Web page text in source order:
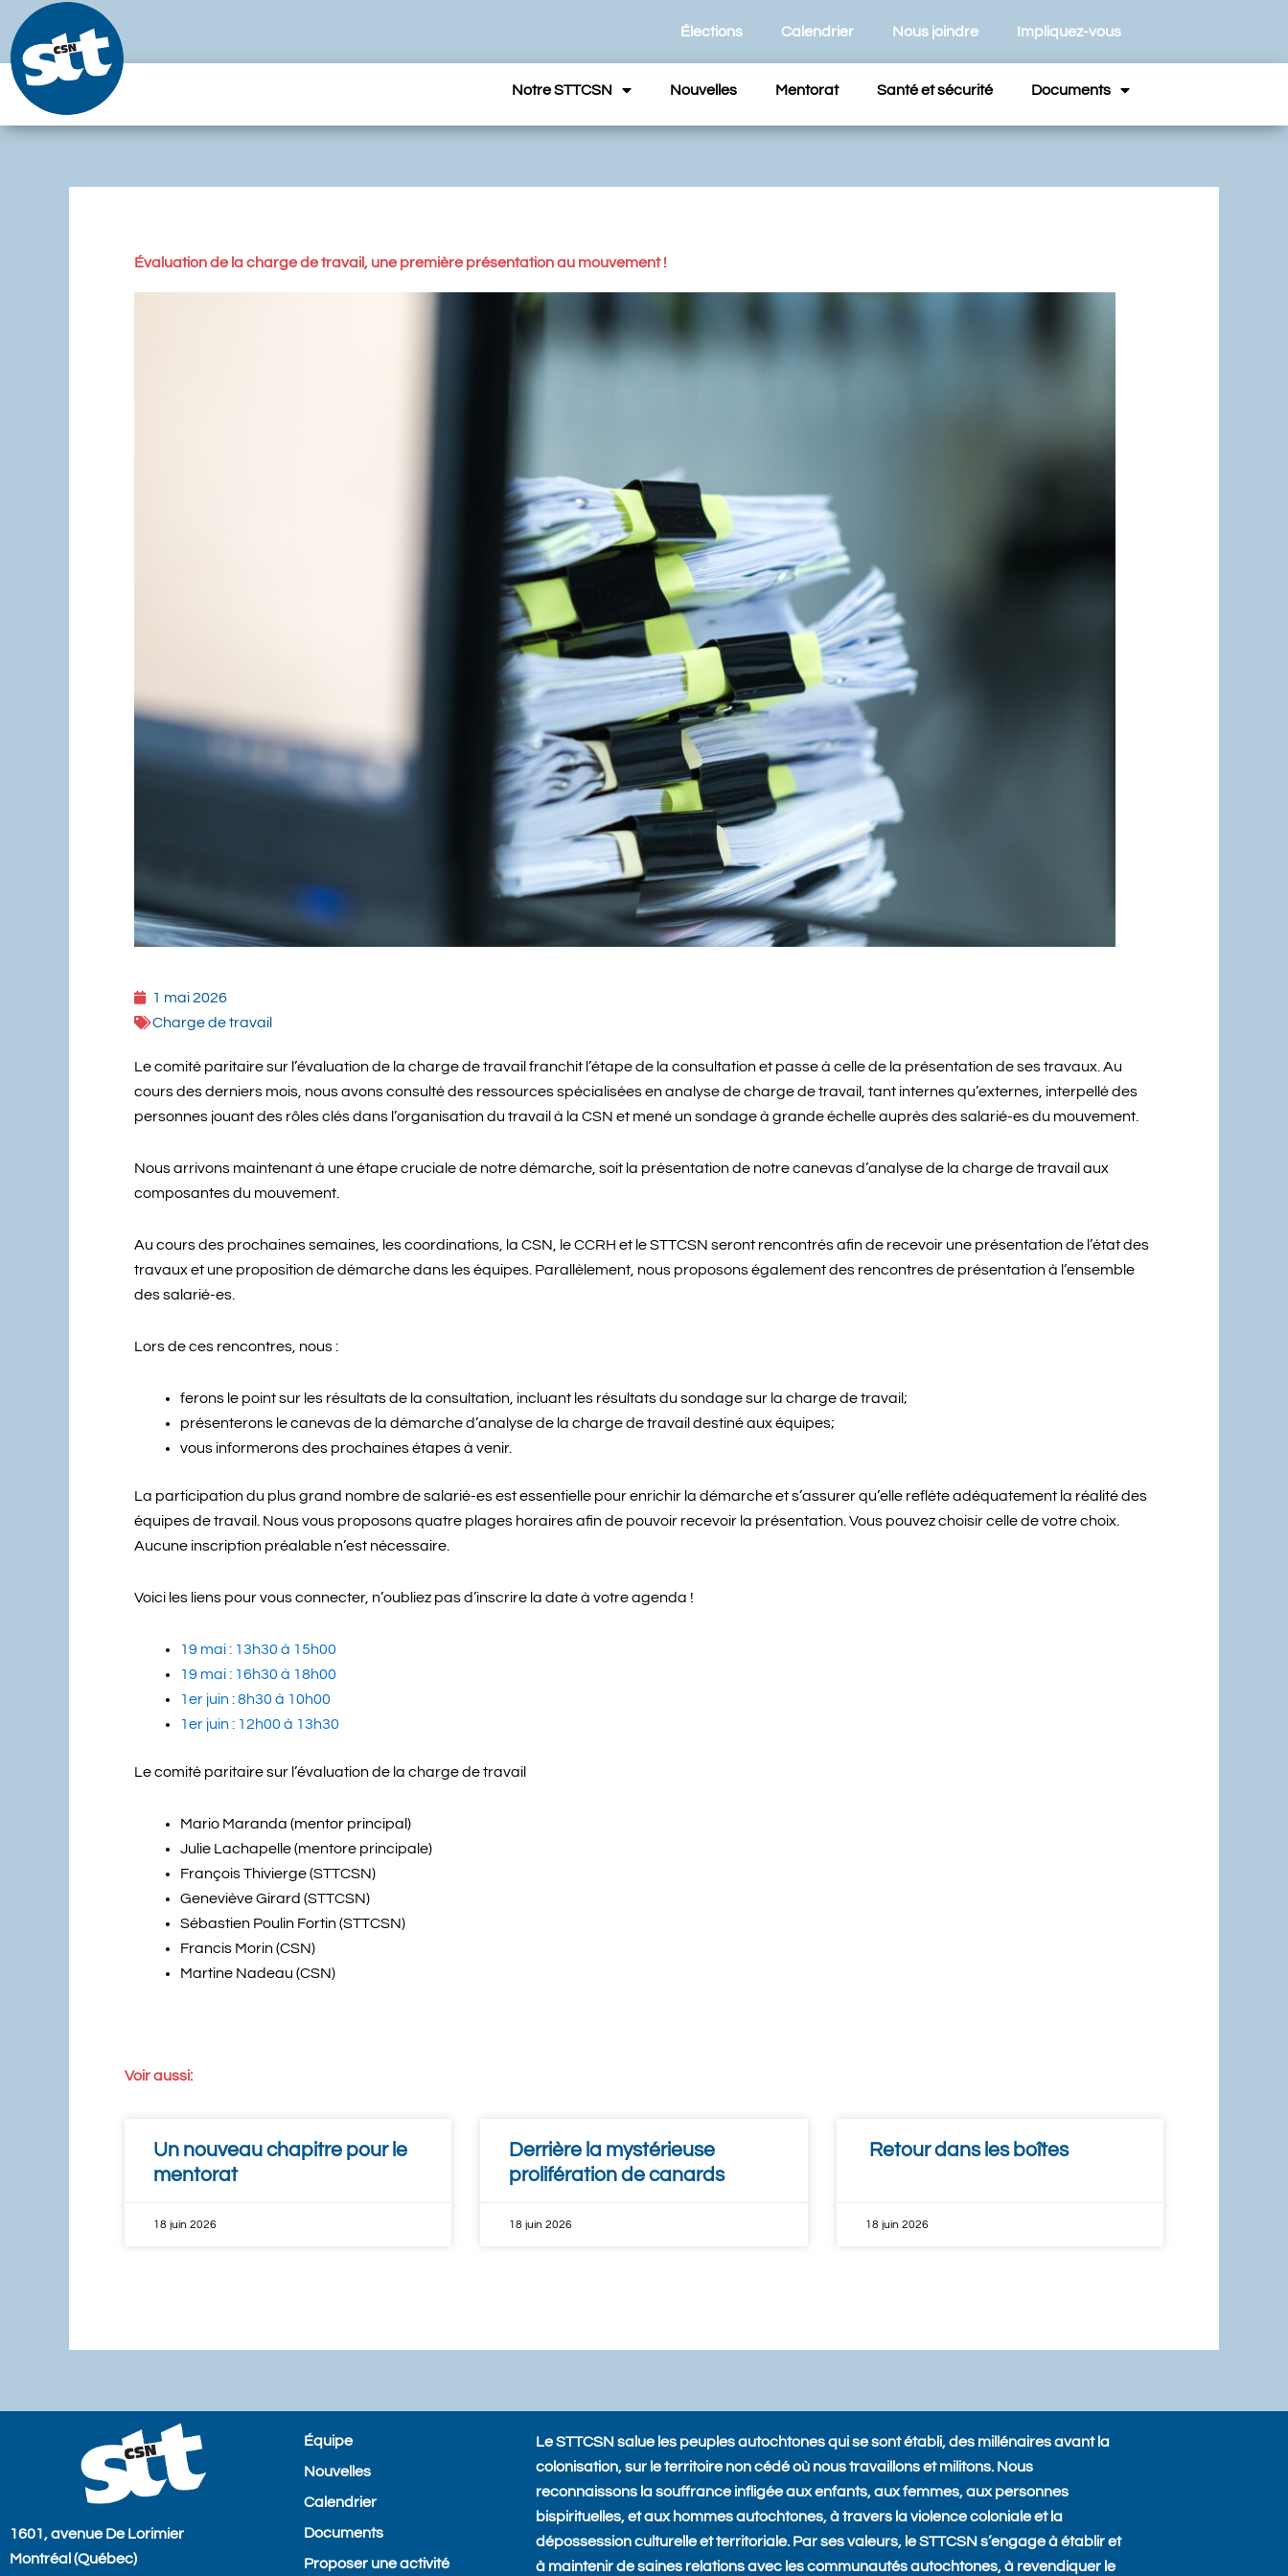
Aller
au
contenu
Élections Calendrier Nous joindre Impliquez-vous
Notre STTCSN Nouvelles Mentorat Santé et sécurité Documents
Évaluation de la charge de travail, une première présentation au mouvement !
1 mai 2026
Charge de travail
Le comité paritaire sur l’évaluation de la charge de travail franchit l’étape de la consultation et passe à celle de la présentation de ses travaux. Au
cours des derniers mois, nous avons consulté des ressources spécialisées en analyse de charge de travail, tant internes qu’externes, interpellé des
personnes jouant des rôles clés dans l’organisation du travail à la CSN et mené un sondage à grande échelle auprès des salarié-es du mouvement.
Nous arrivons maintenant à une étape cruciale de notre démarche, soit la présentation de notre canevas d’analyse de la charge de travail aux
composantes du mouvement.
Au cours des prochaines semaines, les coordinations, la CSN, le CCRH et le STTCSN seront rencontrés afin de recevoir une présentation de l’état des
travaux et une proposition de démarche dans les équipes. Parallèlement, nous proposons également des rencontres de présentation à l’ensemble
des salarié-es.
Lors de ces rencontres, nous :
ferons le point sur les résultats de la consultation, incluant les résultats du sondage sur la charge de travail;
présenterons le canevas de la démarche d’analyse de la charge de travail destiné aux équipes;
vous informerons des prochaines étapes à venir.
La participation du plus grand nombre de salarié-es est essentielle pour enrichir la démarche et s’assurer qu’elle reflète adéquatement la réalité des
équipes de travail. Nous vous proposons quatre plages horaires afin de pouvoir recevoir la présentation. Vous pouvez choisir celle de votre choix.
Aucune inscription préalable n’est nécessaire.
Voici les liens pour vous connecter, n’oubliez pas d’inscrire la date à votre agenda !
19 mai : 13h30 à 15h00
19 mai : 16h30 à 18h00
1er juin : 8h30 à 10h00
1er juin : 12h00 à 13h30
Le comité paritaire sur l’évaluation de la charge de travail
Mario Maranda (mentor principal)
Julie Lachapelle (mentore principale)
François Thivierge (STTCSN)
Geneviève Girard (STTCSN)
Sébastien Poulin Fortin (STTCSN)
Francis Morin (CSN)
Martine Nadeau (CSN)
Voir aussi:
Un nouveau chapitre pour le
mentorat
18 juin 2026
Derrière la mystérieuse
prolifération de canards
18 juin 2026
Retour dans les boîtes
18 juin 2026
1601, avenue De Lorimier
Montréal (Québec)
Équipe
Nouvelles
Calendrier
Documents
Proposer une activité
Le STTCSN salue les peuples autochtones qui se sont établi, des millénaires avant la
colonisation, sur le territoire non cédé où nous travaillons et militons. Nous
reconnaissons la souffrance infligée aux enfants, aux femmes, aux personnes
bispirituelles, et aux hommes autochtones, à travers la violence coloniale et la
dépossession culturelle et territoriale. Par ses valeurs, le STTCSN s’engage à établir et
à maintenir de saines relations avec les communautés autochtones, à revendiquer le